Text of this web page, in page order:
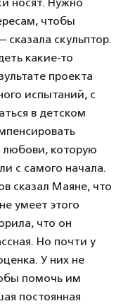
носят. Нужно
чтобы
скульптор.
какие-то
проекта
испытаний, с
в детском
любови, которую
с самого начала.
сказал Маяне, что
умеет этого
что он
Но почти у
У них не
помочь им
постоянная